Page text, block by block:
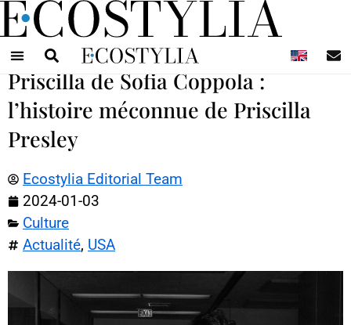
Priscilla de Sofia Coppola :
l’histoire méconnue de Priscilla
Presley
Ecostylia Editorial Team
2024-01-03
Culture
Actualité, USA